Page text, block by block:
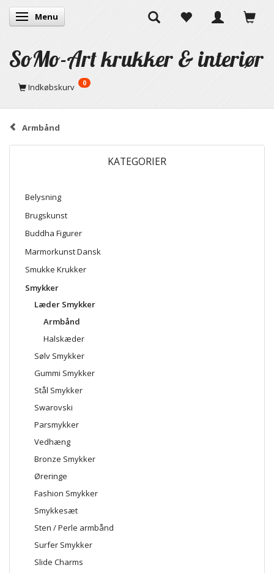
Skifte navigation
Menu
SoMo-Art krukker & interiør
Indkøbskurv 0
Armbånd
KATEGORIER
Belysning
Brugskunst
Buddha Figurer
Marmorkunst Dansk
Smukke Krukker
Smykker
Læder Smykker
Armbånd
Halskæder
Sølv Smykker
Gummi Smykker
Stål Smykker
Swarovski
Parsmykker
Vedhæng
Bronze Smykker
Øreringe
Fashion Smykker
Smykkesæt
Sten / Perle armbånd
Surfer Smykker
Slide Charms